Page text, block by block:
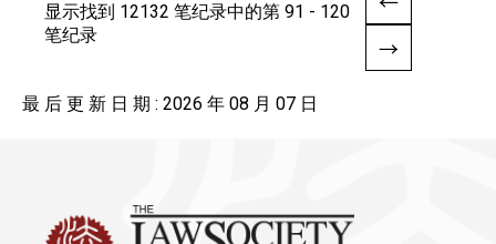
显示找到 12132 笔纪录中的第 91 - 120
笔纪录
最 后 更 新 日 期 : 2026 年 08 月 07 日